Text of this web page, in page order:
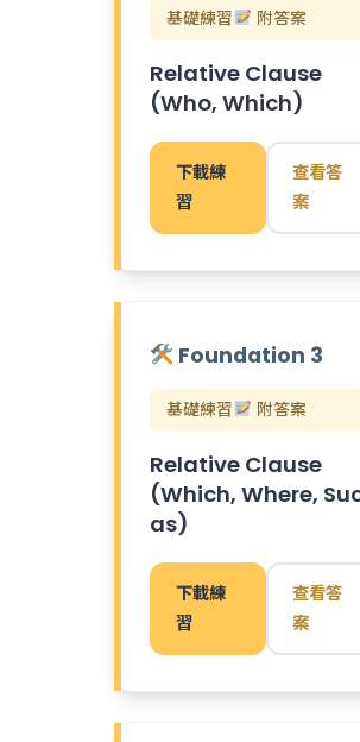
基礎練習 附答案
Relative Clause
(Who, Which)
下載練
習
查看答
案
Foundation 3
基礎練習 附答案
Relative Clause
(Which, Where,
as)
下載練
習
查看答
案